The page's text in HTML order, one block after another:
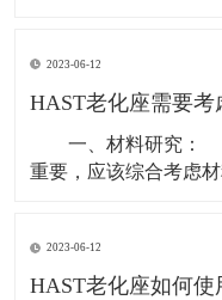
2、测试部件： IC测
2023-06-12
HAST老化座需要
一、材料研究： HAST老化座的材料选择非常
重要，应该综合考虑
蚀的优质材料，以保
正常运行
2023-06-12
HAST老化座如何